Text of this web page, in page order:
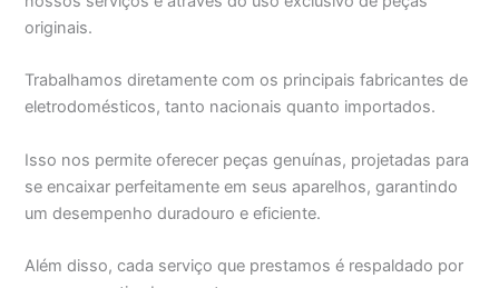
originais.
Trabalhamos diretamente com os principais fabricantes de
eletrodomésticos, tanto nacionais quanto importados.
Isso nos permite oferecer peças genuínas, projetadas para
se encaixar perfeitamente em seus aparelhos, garantindo
um desempenho duradouro e eficiente.
Além disso, cada serviço que prestamos é respaldado por